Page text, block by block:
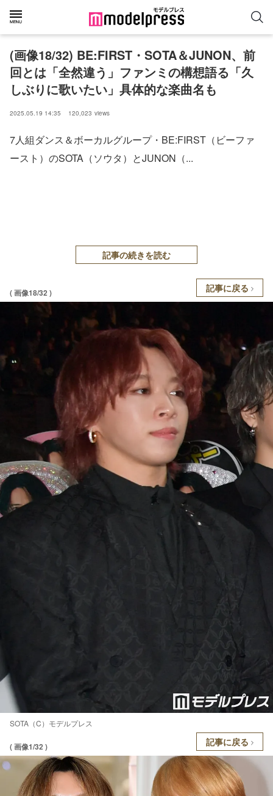
(画像18/32) BE:FIRST・SOTA＆JUNON、前
回とは「全然違う」ファンミの構想語る「久
しぶりに歌いたい」具体的な楽曲名も
2025.05.19 14:35 120,023 views
7人組ダンス＆ボーカルグループ・BE:FIRST（ビーファ
ースト）のSOTA（ソウタ）とJUNON（...
記事の続きを読む
( 画像18/32 ) 記事に戻る
SOTA（C）モデルプレス
( 画像1/32 ) 記事に戻る